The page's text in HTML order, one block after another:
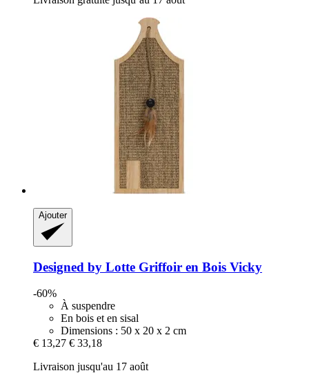
Ajouter
Designed by Lotte Griffoir en Bois Vicky
-60%
À suspendre
En bois et en sisal
Dimensions : 50 x 20 x 2 cm
€ 13,27 € 33,18
Livraison jusqu'au 17 août